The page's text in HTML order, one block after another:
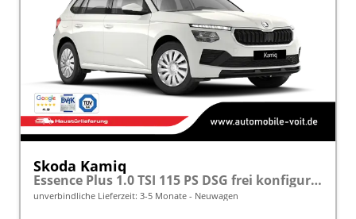
Skoda Kamiq
Essence Plus 1.0 TSI 115 PS DSG frei konfigurierbar!
unverbindliche Lieferzeit: 3-5 Monate Neuwagen